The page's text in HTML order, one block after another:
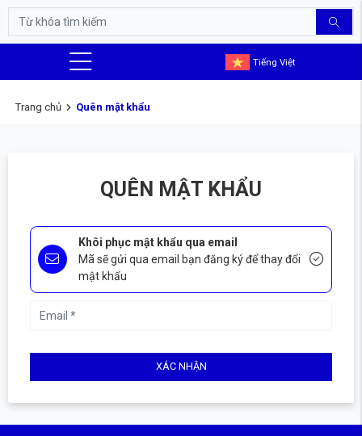
Tiếng Việt
Trang chủ Quên mật khẩu
QUÊN MẬT KHẨU
Khôi phục mật khẩu qua email
Mã sẽ gửi qua email bạn đăng ký để thay đổi
mật khẩu
XÁC NHẬN